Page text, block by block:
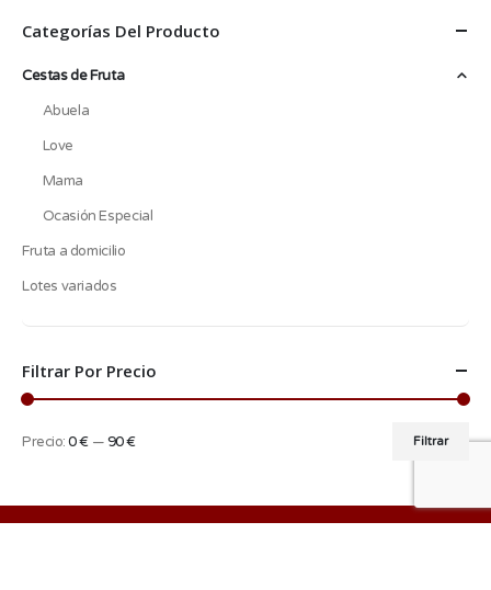
Categorías Del Producto
Cestas de Fruta
Abuela
Love
Mama
Ocasión Especial
Fruta a domicilio
Lotes variados
Filtrar Por Precio
Filtrar
Precio:0 € —90 €